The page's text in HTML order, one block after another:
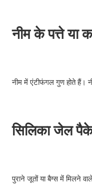
नीम के पत्ते या
नीम में एंटीफंगल गुण होते हैं।
सिलिका जेल
पुराने जूतों या बैग्स में मिलने